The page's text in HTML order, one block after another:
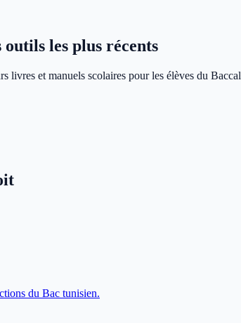
outils les plus récents
et manuels scolaires pour les élèves du
du Bac tunisien.